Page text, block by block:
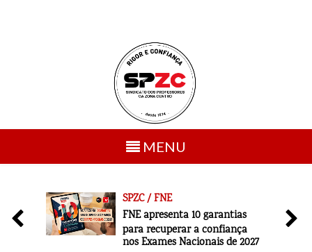
Toggle
navigation
MENU
SPZC / FNE
FNE apresenta 10 garantias
para recuperar a confiança
nos Exames Nacionais de 2027